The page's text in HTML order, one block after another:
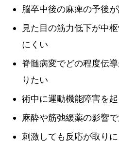
脳卒中後の麻痺の予後
見た目の筋力低下が中
にくい
脊髄病変でどの程度伝
りたい
術中に運動機能障害を
麻酔や筋弛緩薬の影響
刺激しても反応が取り